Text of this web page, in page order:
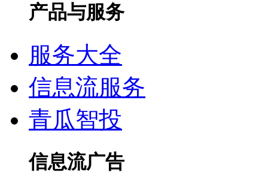
产品与服务
服务大全
信息流服务
青瓜智投
信息流广告